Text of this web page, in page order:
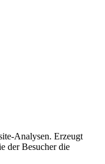
Analysen. Erzeugt
der Besucher die